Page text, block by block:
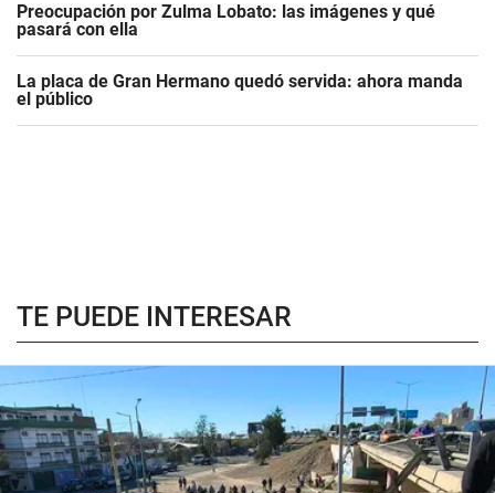
Preocupación por Zulma Lobato: las imágenes y qué
pasará con ella
La placa de Gran Hermano quedó servida: ahora manda
el público
TE PUEDE INTERESAR